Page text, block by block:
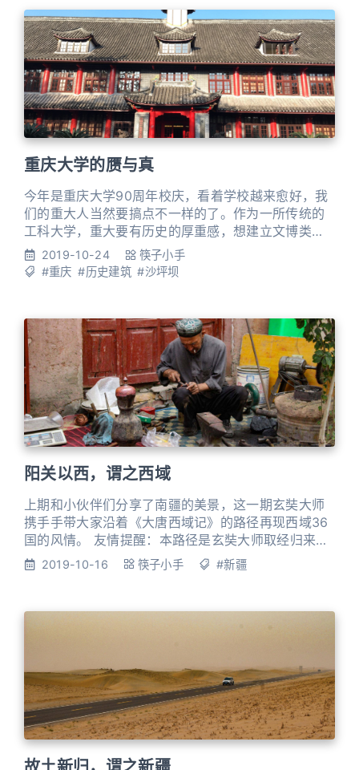
要用高汤炖煮，所有食材都在这一锅里互相渗透融
合，连鸡骨都入味七分。土豆更是又糯又粉，极具化
身土豆泥的潜质。吃
重庆大学的赝与真
今年是重庆大学90周年校庆，看着学校越来愈好，我
们的重大人当然要搞点不一样的了。作为一所传统的
工科大学，重大要有历史的厚重感，想建立文博类专
业。这次校庆无疑是个好机会，向过客校友们隆重推
出重庆大学博物馆（以下简称：重博），以证明重大
至有人怀疑“博物馆里无真货，象牙塔中无象牙”。 风
口浪尖之上，手手也不敢拍胸
2019-10-24
筷子小手
#重庆 #历史建筑 #沙坪坝
阳关以西，谓之西域
上期和小伙伴们分享了南疆的美景，这一期玄奘大师
携手手带大家沿着《大唐西域记》的路径再现西域36
国的风情。 友情提醒：本路径是玄奘大师取经归来传
教的路径，而非去往天竺的路径，切勿轻易模仿。
200户人一个国家西域小国林立，西汉时号称有36
源二三百公里的地区，国与国之间大约也就相距五十
公里左右，骑着骆驼就可以自由往来。如上图所示。
2019-10-16 筷子小手 #新疆